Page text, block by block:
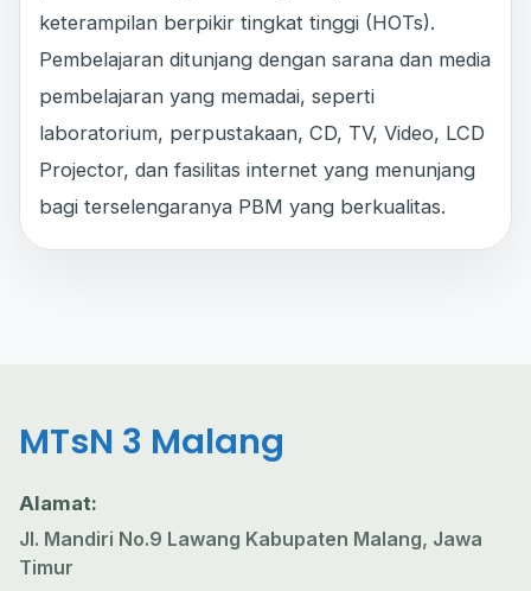
keterampilan berpikir tingkat tinggi (HOTs).
Pembelajaran ditunjang dengan sarana dan media
pembelajaran yang memadai, seperti
laboratorium, perpustakaan, CD, TV, Video, LCD
Projector, dan fasilitas internet yang menunjang
bagi terselengaranya PBM yang berkualitas.
MTsN 3 Malang
Alamat:
Jl. Mandiri No.9 Lawang Kabupaten Malang, Jawa
Timur